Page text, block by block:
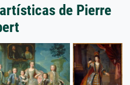
de Pierre